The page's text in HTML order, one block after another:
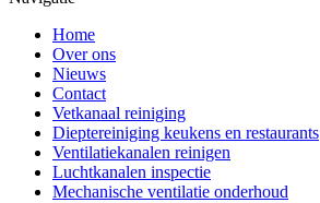
Home
Over ons
Nieuws
Contact
Vetkanaal reiniging
Dieptereiniging keukens en restaurants
Ventilatiekanalen reinigen
Luchtkanalen inspectie
Mechanische ventilatie onderhoud